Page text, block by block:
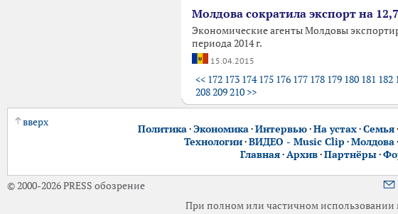
Молдова сократила экспорт на
Экономические агенты Молдовы
периода 2014 г.
15.04.2015
<< 172 173 174 175 176 177 178 179 180 181 182
208209210 >>
вверх
Политика·Экономика·Интервью·На устах·Семья·
Технологии·ВИДЕО - Music Clip ·Молдова·
Главная·Архив·Партнёры·
© 2000-2026 PRESS обозрение
При полном или частичном использовании